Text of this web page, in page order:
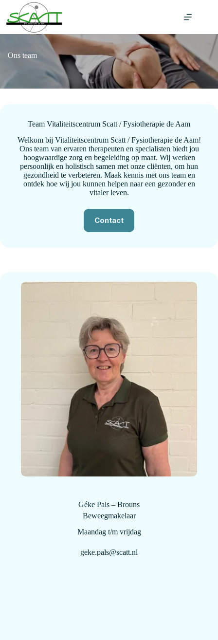
naar
de
Ons team
Team Vitaliteitscentrum Scatt / Fysiotherapie de Aam
Welkom bij Vitaliteitscentrum Scatt / Fysiotherapie de Aam!
Ons team van ervaren therapeuten en specialisten biedt jou
hoogwaardige zorg en begeleiding op maat. Wij werken
persoonlijk en holistisch samen met onze cliënten, om hun
gezondheid te verbeteren. Maak kennis met ons team en
ontdek hoe wij jou kunnen helpen naar een gezonder en
vitaler leven.
Contact
Géke Pals – Brouns
Beweegmakelaar
Maandag t/m vrijdag
geke.pals@scatt.nl